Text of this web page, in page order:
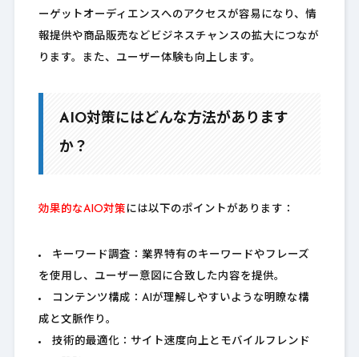
ーゲットオーディエンスへのアクセスが容易になり、情
報提供や商品販売などビジネスチャンスの拡大につなが
ります。また、ユーザー体験も向上します。
AIO対策にはどんな方法があります
か？
効果的なAIO対策には以下のポイントがあります：
キーワード調査：業界特有のキーワードやフレーズ
を使用し、ユーザー意図に合致した内容を提供。
コンテンツ構成：AIが理解しやすいような明瞭な構
成と文脈作り。
技術的最適化：サイト速度向上とモバイルフレンド